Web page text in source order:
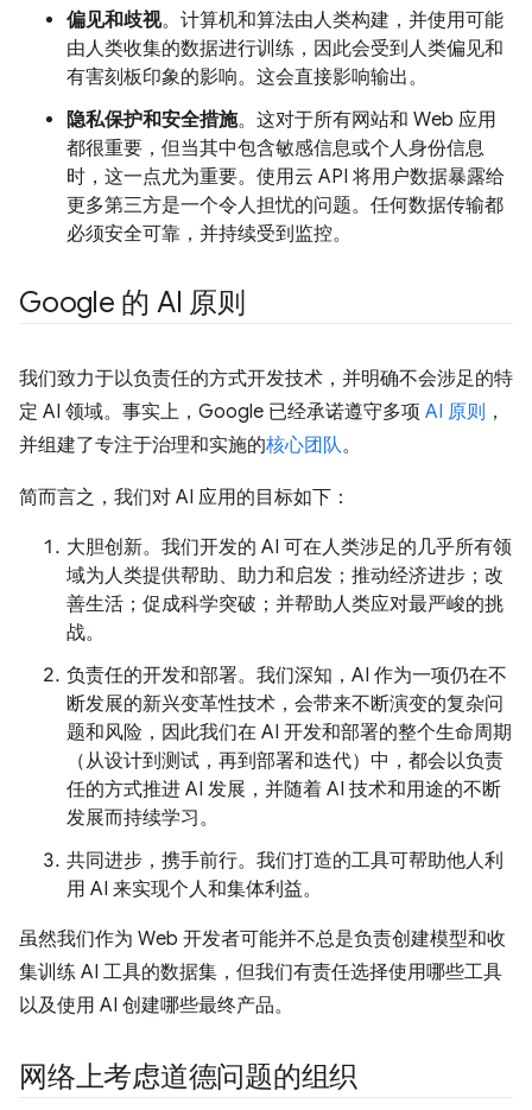
偏见和歧视。计算机和算法由人类构建，并使用可能
由人类收集的数据进行训练，因此会受到人类偏见和
有害刻板印象的影响。这会直接影响输出。
隐私保护和安全措施。这对于所有网站和 Web 应用
都很重要，但当其中包含敏感信息或个人身份信息
时，这一点尤为重要。使用云 API 将用户数据暴露给
更多第三方是一个令人担忧的问题。任何数据传输都
必须安全可靠，并持续受到监控。
Google 的 AI 原则
我们致力于以负责任的方式开发技术，并明确不会涉足的特
定 AI 领域。事实上，Google 已经承诺遵守多项 AI 原则 ，
并组建了专注于治理和实施的核心团队。
简而言之，我们对 AI 应用的目标如下：
大胆创新。我们开发的 AI 可在人类涉足的几乎所有领
域为人类提供帮助、助力和启发；推动经济进步；改
善生活；促成科学突破；并帮助人类应对最严峻的挑
战。
负责任的开发和部署。我们深知，AI 作为一项仍在不
断发展的新兴变革性技术，会带来不断演变的复杂问
题和风险，因此我们在 AI 开发和部署的整个生命周期
（从设计到测试，再到部署和迭代）中，都会以负责
任的方式推进 AI 发展，并随着 AI 技术和用途的不断
发展而持续学习。
共同进步，携手前行。我们打造的工具可帮助他人利
用 AI 来实现个人和集体利益。
虽然我们作为 Web 开发者可能并不总是负责创建模型和收
集训练 AI 工具的数据集，但我们有责任选择使用哪些工具
以及使用 AI 创建哪些最终产品。
网络上考虑道德问题的组织